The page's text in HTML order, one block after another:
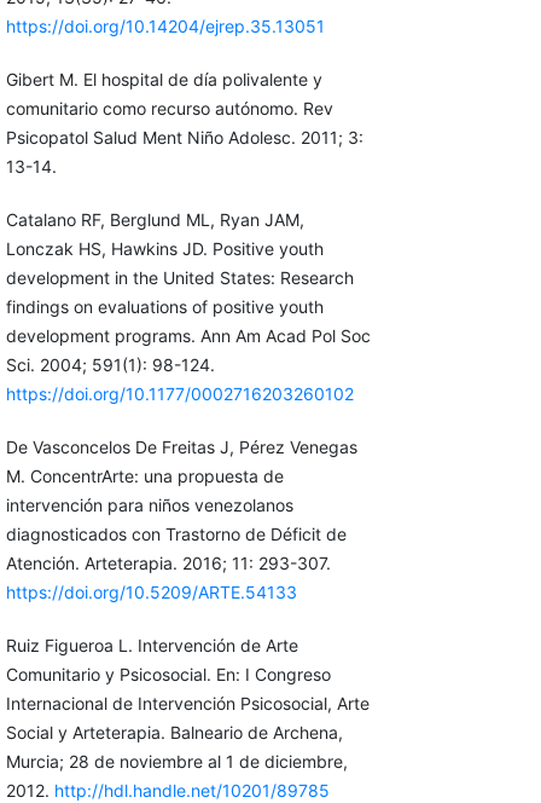
https://doi.org/10.14204/ejrep.35.13051
Gibert M. El hospital de día polivalente y
comunitario como recurso autónomo. Rev
Psicopatol Salud Ment Niño Adolesc. 2011; 3:
13-14.
Catalano RF, Berglund ML, Ryan JAM,
Lonczak HS, Hawkins JD. Positive youth
development in the United States: Research
findings on evaluations of positive youth
development programs. Ann Am Acad Pol Soc
Sci. 2004; 591(1): 98-124.
https://doi.org/10.1177/0002716203260102
De Vasconcelos De Freitas J, Pérez Venegas
M. ConcentrArte: una propuesta de
intervención para niños venezolanos
diagnosticados con Trastorno de Déficit de
Atención. Arteterapia. 2016; 11: 293-307.
https://doi.org/10.5209/ARTE.54133
Ruiz Figueroa L. Intervención de Arte
Comunitario y Psicosocial. En: I Congreso
Internacional de Intervención Psicosocial, Arte
Social y Arteterapia. Balneario de Archena,
Murcia; 28 de noviembre al 1 de diciembre,
2012. http://hdl.handle.net/10201/89785